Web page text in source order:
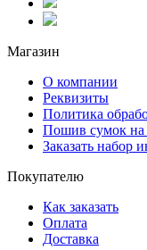
Магазин
О компании
Реквизиты
Политика
Пошив сумок на
Заказать набор
Покупателю
Как заказать
Оплата
Доставка